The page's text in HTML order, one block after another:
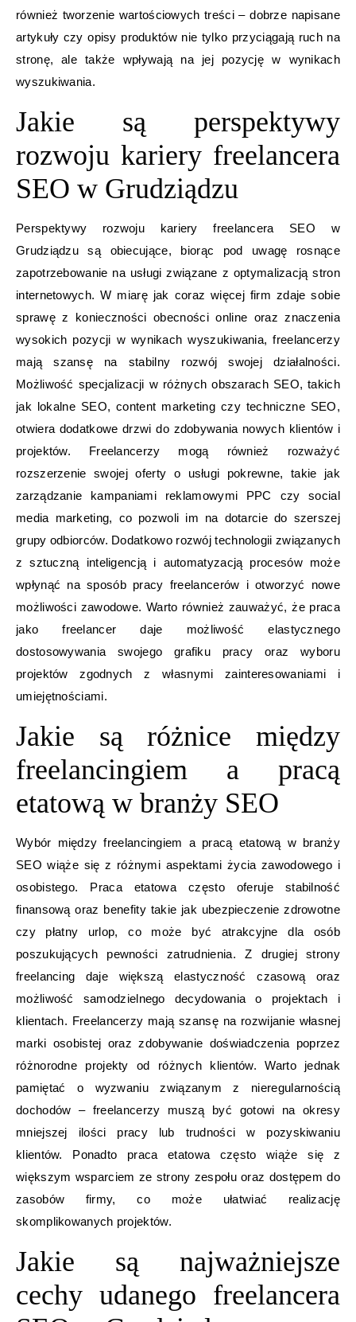
również tworzenie wartościowych treści – dobrze napisane
artykuły czy opisy produktów nie tylko przyciągają ruch na
stronę, ale także wpływają na jej pozycję w wynikach
wyszukiwania.
Jakie są perspektywy
rozwoju kariery freelancera
SEO w Grudziądzu
Perspektywy rozwoju kariery freelancera SEO w
Grudziądzu są obiecujące, biorąc pod uwagę rosnące
zapotrzebowanie na usługi związane z optymalizacją stron
internetowych. W miarę jak coraz więcej firm zdaje sobie
sprawę z konieczności obecności online oraz znaczenia
wysokich pozycji w wynikach wyszukiwania, freelancerzy
mają szansę na stabilny rozwój swojej działalności.
Możliwość specjalizacji w różnych obszarach SEO, takich
jak lokalne SEO, content marketing czy techniczne SEO,
otwiera dodatkowe drzwi do zdobywania nowych klientów i
projektów. Freelancerzy mogą również rozważyć
rozszerzenie swojej oferty o usługi pokrewne, takie jak
zarządzanie kampaniami reklamowymi PPC czy social
media marketing, co pozwoli im na dotarcie do szerszej
grupy odbiorców. Dodatkowo rozwój technologii związanych
z sztuczną inteligencją i automatyzacją procesów może
wpłynąć na sposób pracy freelancerów i otworzyć nowe
możliwości zawodowe. Warto również zauważyć, że praca
jako freelancer daje możliwość elastycznego
dostosowywania swojego grafiku pracy oraz wyboru
projektów zgodnych z własnymi zainteresowaniami i
umiejętnościami.
Jakie są różnice między
freelancingiem a pracą
etatową w branży SEO
Wybór między freelancingiem a pracą etatową w branży
SEO wiąże się z różnymi aspektami życia zawodowego i
osobistego. Praca etatowa często oferuje stabilność
finansową oraz benefity takie jak ubezpieczenie zdrowotne
czy płatny urlop, co może być atrakcyjne dla osób
poszukujących pewności zatrudnienia. Z drugiej strony
freelancing daje większą elastyczność czasową oraz
możliwość samodzielnego decydowania o projektach i
klientach. Freelancerzy mają szansę na rozwijanie własnej
marki osobistej oraz zdobywanie doświadczenia poprzez
różnorodne projekty od różnych klientów. Warto jednak
pamiętać o wyzwaniu związanym z nieregularnością
dochodów – freelancerzy muszą być gotowi na okresy
mniejszej ilości pracy lub trudności w pozyskiwaniu
klientów. Ponadto praca etatowa często wiąże się z
większym wsparciem ze strony zespołu oraz dostępem do
zasobów firmy, co może ułatwiać realizację
skomplikowanych projektów.
Jakie są najważniejsze
cechy udanego freelancera